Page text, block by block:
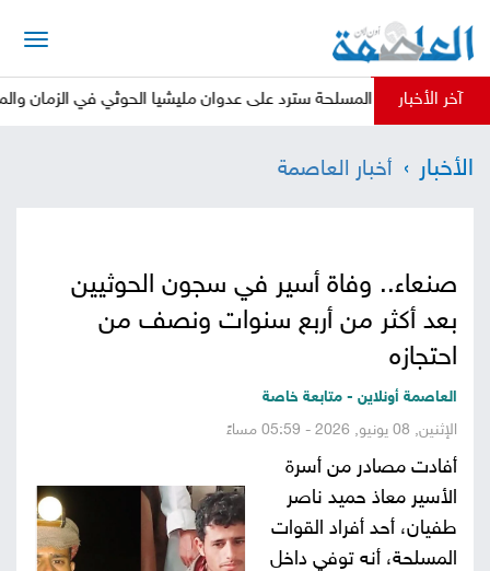
وتحليلات
صور
آخر الأخبار
القوات المسلحة سترد على عدوان مليشيا الحوثي في الزمان والمكان
الأخبار أخبار العاصمة
صنعاء.. وفاة أسير في سجون الحوثيين
بعد أكثر من أربع سنوات ونصف من
احتجازه
العاصمة أونلاين - متابعة خاصة
الإثنين, 08 يونيو, 2026 - 05:59 مساءً
أفادت مصادر من أسرة
الأسير معاذ حميد ناصر
طفيان، أحد أفراد القوات
المسلحة، أنه توفي داخل